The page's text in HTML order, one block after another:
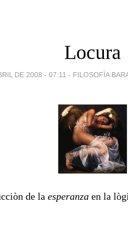
Locura
DE 2008 - 07:11 - FILOSOFÌA
de la esperanza en la